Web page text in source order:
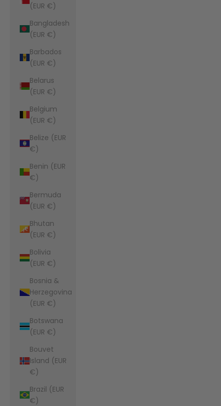
(EUR €)
Bangladesh
(EUR €)
Barbados
(EUR €)
Belarus
(EUR €)
Belgium
(EUR €)
Belize (EUR
€)
Benin (EUR
€)
Bermuda
(EUR €)
Bhutan
(EUR €)
Bolivia
(EUR €)
Bosnia &
Herzegovina
(EUR €)
Botswana
(EUR €)
Bouvet
Island (EUR
€)
Brazil (EUR
€)